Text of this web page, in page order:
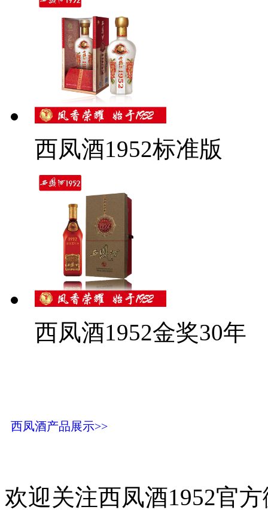
西凤酒1952标准版
西凤酒1952金奖30年
西凤酒产品展示>>
欢迎关注西凤酒1952官